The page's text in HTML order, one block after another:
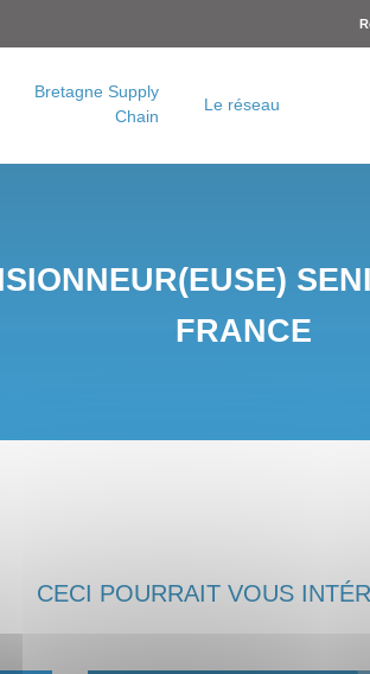
Bretagne Supply
Chain
Le réseau
FRANCE
CECI POURRAIT VOUS